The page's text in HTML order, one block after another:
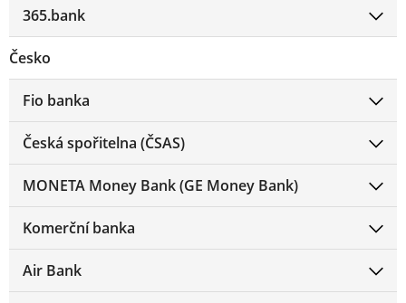
365.bank
Česko
Fio banka
Česká spořitelna (ČSAS)
MONETA Money Bank (GE Money Bank)
Komerční banka
Air Bank